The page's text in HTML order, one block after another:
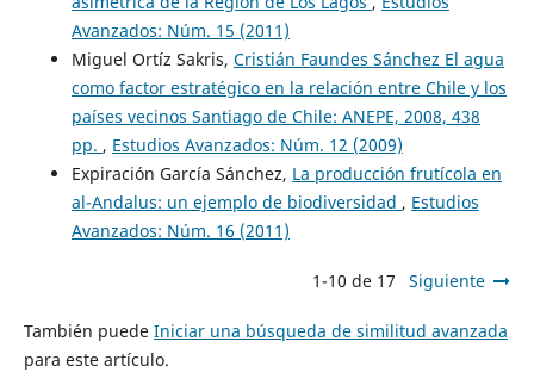
Avanzados: Núm. 15 (2011)
Miguel Ortíz Sakris, Cristián Faundes Sánchez El agua
como factor estratégico en la relación entre Chile y los
países vecinos Santiago de Chile: ANEPE, 2008, 438
pp. , Estudios Avanzados: Núm. 12 (2009)
Expiración García Sánchez, La producción frutícola en
al-Andalus: un ejemplo de biodiversidad , Estudios
Avanzados: Núm. 16 (2011)
1-10 de 17 Siguiente
También puede Iniciar una búsqueda de similitud avanzada
para este artículo.